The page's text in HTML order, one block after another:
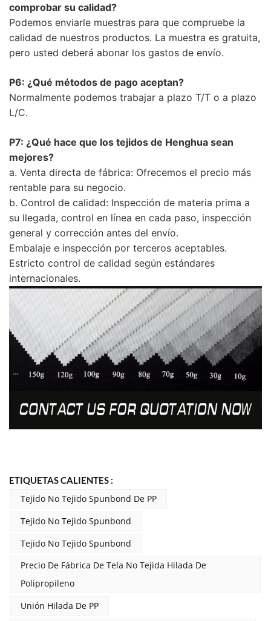
comprobar su calidad?
Podemos enviarle muestras para que compruebe la
calidad de nuestros productos. La muestra es gratuita,
pero usted deberá abonar los gastos de envío.
P6: ¿Qué métodos de pago aceptan?
Normalmente podemos trabajar a plazo T/T o a plazo
L/C.
P7: ¿Qué hace que los tejidos de Henghua sean
mejores?
a. Venta directa de fábrica: Ofrecemos el precio más
rentable para su negocio.
b. Control de calidad: Inspección de materia prima a
su llegada, control en línea en cada paso, inspección
general y corrección antes del envío.
Embalaje e inspección por terceros aceptables.
Estricto control de calidad según estándares
internacionales.
ETIQUETAS CALIENTES :
Tejido No Tejido Spunbond De PP
Tejido No Tejido Spunbond
Tejido No Tejido Spunbond
Precio De Fábrica De Tela No Tejida Hilada De
Polipropileno
Unión Hilada De PP